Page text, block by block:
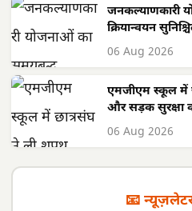
जनकल्याणकारी
क्रियान्वयन
06 Aug 2026
एमजीएम स्कूल में
और सड़क सुरक्षा
06 Aug 2026
📧